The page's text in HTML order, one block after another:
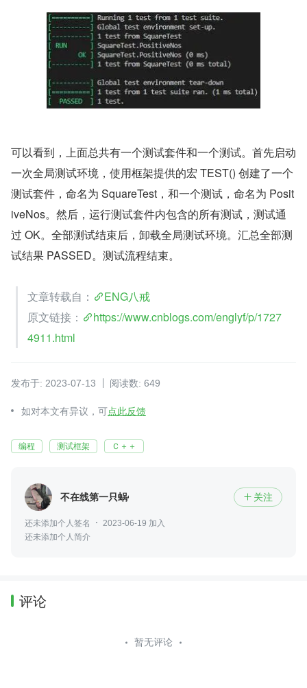
可以看到，上面总共有一个测试套件和一个测试。首先启动
一次全局测试环境，使用框架提供的宏 TEST() 创建了一个
测试套件，命名为 SquareTest，和一个测试，命名为 Posit
iveNos。然后，运行测试套件内包含的所有测试，测试通
过 OK。全部测试结束后，卸载全局测试环境。汇总全部测
试结果 PASSED。测试流程结束。
文章转载自：
ENG八戒
原文链接：
https://www.cnblogs.com/englyf/p/1727
4911.html
发布于: 2023-07-13 阅读数: 649
如对本文有异议，可点此反馈
编程 测试框架 Ｃ＋＋
不在线第一只蜗牛  关注
还未添加个人签名
2023-06-19 加入
还未添加个人简介
评论
暂无评论